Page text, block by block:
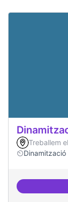
Treballem